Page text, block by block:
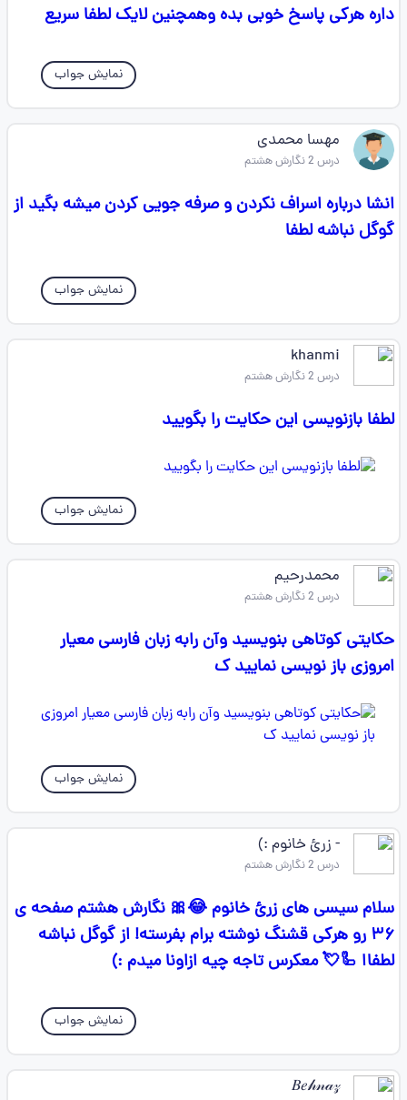
داره هرکی پاسخ خوبی بده وهمچنین لایک لطفا سریع
نمایش جواب
مهسا محمدی
درس 2 نگارش هشتم
انشا درباره اسراف نکردن و صرفه جویی کردن میشه بگید از
گوگل نباشه لطفا
نمایش جواب
khanmi
درس 2 نگارش هشتم
لطفا بازنویسی این حکایت را بگویید
نمایش جواب
محمدرحیم
درس 2 نگارش هشتم
حکایتی کوتاهی بنویسید وآن رابه زبان فارسی معیار
امروزی باز نویسی نمایید ک
نمایش جواب
- زرئ خانوم :)
درس 2 نگارش هشتم
سلام سیسی های زرئ خانوم 😂🎀 نگارش هشتم صفحه ی
۳۶ رو هرکی قشنگ نوشته برام بفرسته! از گوگل نباشه
لطفاا 🦾💘 معکرس تاجه چیه ازاونا میدم :)
نمایش جواب
𝐵𝑒𝒽𝓃𝒶𝓏